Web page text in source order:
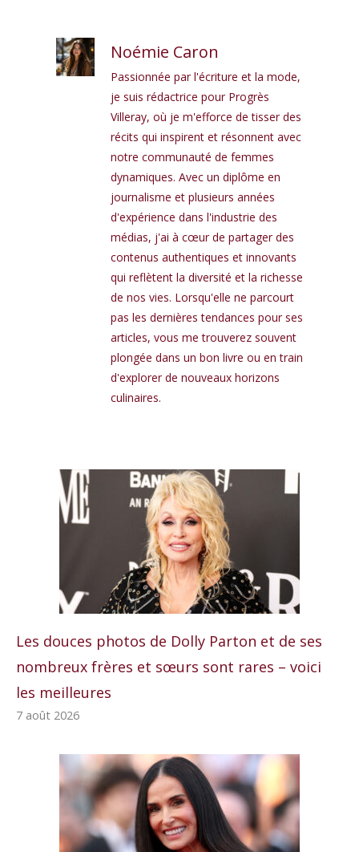
Noémie Caron
Passionnée par l'écriture et la mode,
je suis rédactrice pour Progrès
Villeray, où je m'efforce de tisser des
récits qui inspirent et résonnent avec
notre communauté de femmes
dynamiques. Avec un diplôme en
journalisme et plusieurs années
d'expérience dans l'industrie des
médias, j'ai à cœur de partager des
contenus authentiques et innovants
qui reflètent la diversité et la richesse
de nos vies. Lorsqu'elle ne parcourt
pas les dernières tendances pour ses
articles, vous me trouverez souvent
plongée dans un bon livre ou en train
d'explorer de nouveaux horizons
culinaires.
Les douces photos de Dolly Parton et de ses
nombreux frères et sœurs sont rares – voici
les meilleures
7 août 2026